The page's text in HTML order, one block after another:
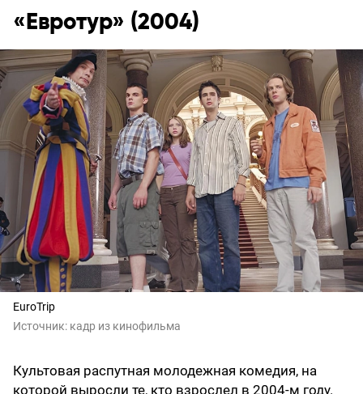
«Евротур» (2004)
EuroTrip
Источник: кадр из кинофильма
Культовая распутная молодежная комедия, на
которой выросли те, кто взрослел в 2004-м году.